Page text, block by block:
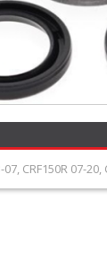
CRF150R 07-20,